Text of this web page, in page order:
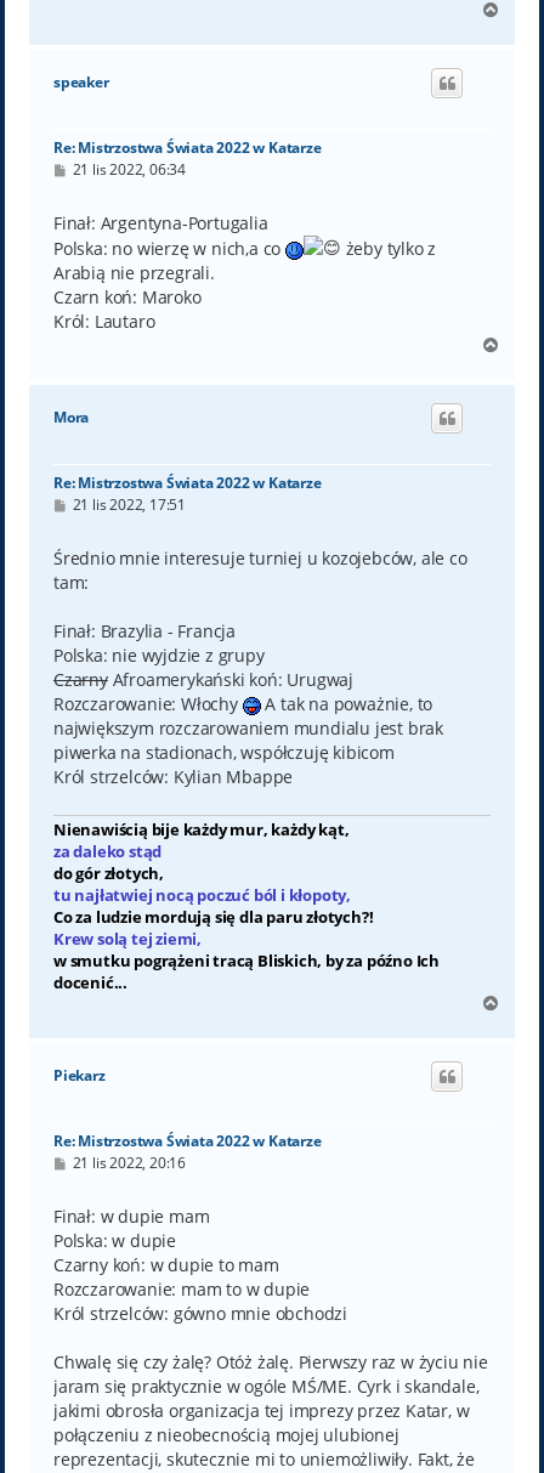
g
speaker
Re: Mistrzostwa Świata 2022 w Katarze
P
t
21 lis 2022, 06:34
Finał: Argentyna-Portugalia
Polska: no wierzę w nich,a co
żeby tylko z
Arabią nie przegrali.
Czarn koń: Maroko
Król: Lautaro
g
Mora
Re: Mistrzostwa Świata 2022 w Katarze
P
t
21 lis 2022, 17:51
Średnio mnie interesuje turniej u kozojebców, ale co
tam:
Finał: Brazylia - Francja
Polska: nie wyjdzie z grupy
CzarnyAfroamerykański koń: Urugwaj
Rozczarowanie: Włochy
A tak na poważnie, to
największym rozczarowaniem mundialu jest brak
piwerka na stadionach, współczuję kibicom
Król strzelców: Kylian Mbappe
Nienawiścią bije każdy mur, każdy kąt,
za daleko stąd
do gór złotych,
tu najłatwiej nocą poczuć ból i kłopoty,
Co za ludzie mordują się dla paru złotych?!
Krew solą tej ziemi,
w smutku pogrążeni tracą Bliskich, by za późno Ich
docenić...
g
Piekarz
Re: Mistrzostwa Świata 2022 w Katarze
P
t
21 lis 2022, 20:16
Finał: w dupie mam
Polska: w dupie
Czarny koń: w dupie to mam
Rozczarowanie: mam to w dupie
Król strzelców: gówno mnie obchodzi
Chwalę się czy żalę? Otóż żalę. Pierwszy raz w życiu nie
jaram się praktycznie w ogóle MŚ/ME. Cyrk i skandale,
jakimi obrosła organizacja tej imprezy przez Katar, w
połączeniu z nieobecnością mojej ulubionej
reprezentacji, skutecznie mi to uniemożliwiły. Fakt, że